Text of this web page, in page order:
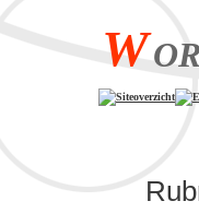
W
Siteoverzicht